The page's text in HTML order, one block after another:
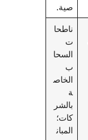
صية.
ناطحا
ت
السحا
ب
الخاص
ة
بالشر
كات؛
المبان